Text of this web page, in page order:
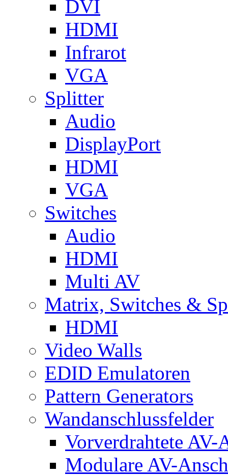
DVI
HDMI
Infrarot
VGA
Splitter
Audio
DisplayPort
HDMI
VGA
Switches
Audio
HDMI
Multi AV
Matrix, Switches &
HDMI
Video Walls
EDID Emulatoren
Pattern Generators
Wandanschlussfelder
Vorverdrahtete AV-
Modulare AV-